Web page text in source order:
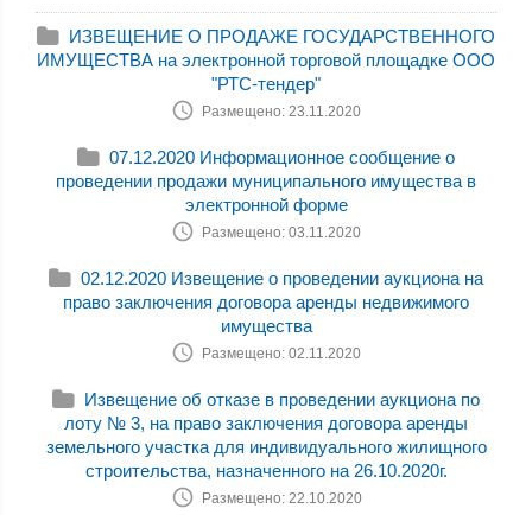
ИЗВЕЩЕНИЕ О ПРОДАЖЕ ГОСУДАРСТВЕННОГО
ИМУЩЕСТВА на электронной торговой площадке ООО
"РТС-тендер"
Размещено: 23.11.2020
07.12.2020 Информационное сообщение о
проведении продажи муниципального имущества в
электронной форме
Размещено: 03.11.2020
02.12.2020 Извещение о проведении аукциона на
право заключения договора аренды недвижимого
имущества
Размещено: 02.11.2020
Извещение об отказе в проведении аукциона по
лоту № 3, на право заключения договора аренды
земельного участка для индивидуального жилищного
строительства, назначенного на 26.10.2020г.
Размещено: 22.10.2020